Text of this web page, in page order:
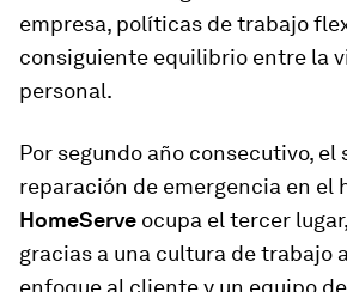
empresa, políticas de trabajo
consiguiente equilibrio entre la
personal.
Por segundo año consecutivo, el
reparación de emergencia en el
HomeServe ocupa el tercer
gracias a una cultura de trabajo
enfoque al cliente y un equipo